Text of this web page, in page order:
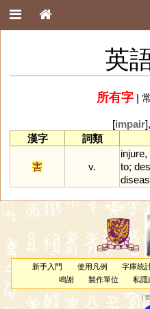
英
所有字|
[impair
漢字
詞類
害 v.
injure,
to;
新手入門 使用凡例 字庫統
鳴謝
製作單位 私隱
（